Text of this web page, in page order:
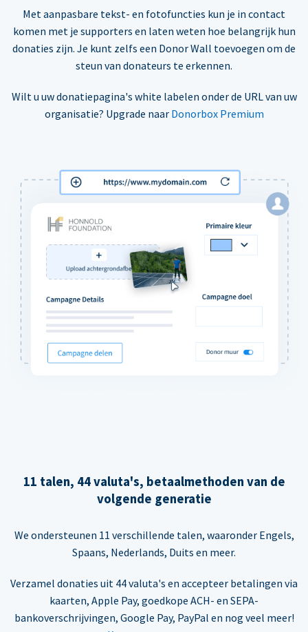
Met aanpasbare tekst- en fotofuncties kun je in contact
komen met je supporters en laten weten hoe belangrijk hun
donaties zijn. Je kunt zelfs een Donor Wall toevoegen om de
steun van donateurs te erkennen.
Wilt u uw donatiepagina's white labelen onder de URL van uw
organisatie? Upgrade naar Donorbox Premium
11 talen, 44 valuta's, betaalmethoden van de
volgende generatie
We ondersteunen 11 verschillende talen, waaronder Engels,
Spaans, Nederlands, Duits en meer.
Verzamel donaties uit 44 valuta's en accepteer betalingen via
kaarten, Apple Pay, goedkope ACH- en SEPA-
bankoverschrijvingen, Google Pay, PayPal en nog veel meer!